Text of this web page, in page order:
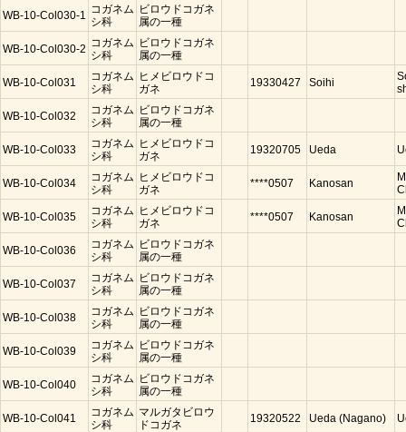
WB-10-Col030-1 コガネム
シ科
ビロウドコガネ
属の一種
WB-10-Col030-2 コガネム
シ科
ビロウドコガネ
属の一種
WB-10-Col031
コガネム
シ科
ヒメビロウドコ
ガネ
19330427 Soihi
WB-10-Col032
コガネム
シ科
ビロウドコガネ
属の一種
WB-10-Col033
コガネム
シ科
ヒメビロウドコ
ガネ
19320705 Ueda
WB-10-Col034
コガネム
シ科
ヒメビロウドコ
ガネ
****0507 Kanosan
WB-10-Col035
コガネム
シ科
ヒメビロウドコ
ガネ
****0507 Kanosan
WB-10-Col036
コガネム
シ科
ビロウドコガネ
属の一種
WB-10-Col037
コガネム
シ科
ビロウドコガネ
属の一種
WB-10-Col038
コガネム
シ科
ビロウドコガネ
属の一種
WB-10-Col039
コガネム
シ科
ビロウドコガネ
属の一種
WB-10-Col040
コガネム
シ科
ビロウドコガネ
属の一種
WB-10-Col041
コガネム
シ科
マルガタビロウ
ドコガネ
19320522 Ueda (Nagano)